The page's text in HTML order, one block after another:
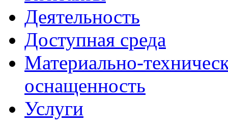
Деятельность
Доступная среда
Материально-
оснащенность
Услуги